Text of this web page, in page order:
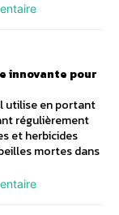
innovante pour
utilise en portant
régulièrement
et herbicides
mortes dans